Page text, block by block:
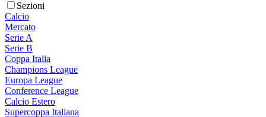
Sezioni
Calcio
Mercato
Serie A
Serie B
Coppa Italia
Champions League
Europa League
Conference League
Calcio Estero
Supercoppa Italiana